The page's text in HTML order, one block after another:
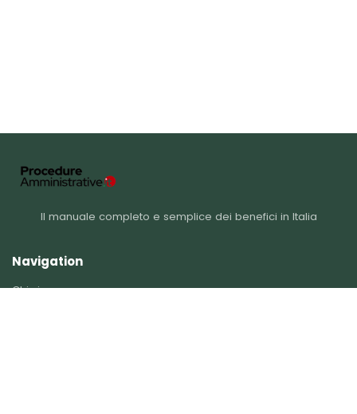
Il manuale completo e semplice dei benefici in Italia
Navigation
Chi siamo